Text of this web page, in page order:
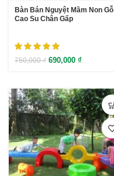
Bàn Bán Nguyệt Mầm Non Gỗ
Cao Su Chân Gấp
750,000₫ 690,000 ₫